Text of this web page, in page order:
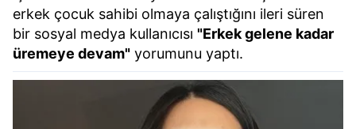
erkek çocuk sahibi olmaya çalıştığını ileri süren
bir sosyal medya kullanıcısı "Erkek gelene kadar
üremeye devam" yorumunu yaptı.